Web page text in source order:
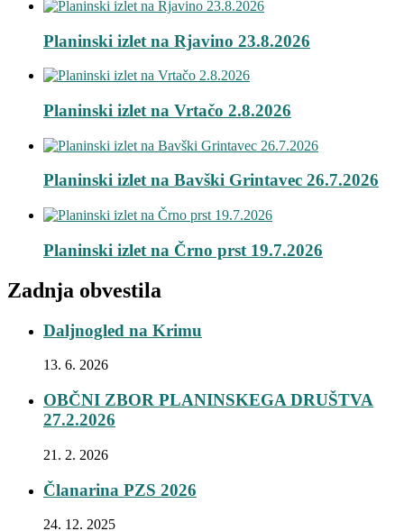
Planinski izlet na Rjavino 23.8.2026
Planinski izlet na Vrtačo 2.8.2026
Planinski izlet na Bavški Grintavec 26.7.2026
Planinski izlet na Črno prst 19.7.2026
Zadnja obvestila
Daljnogled na Krimu
13. 6. 2026
OBČNI ZBOR PLANINSKEGA DRUŠTVA
27.2.2026
21. 2. 2026
Članarina PZS 2026
24. 12. 2025